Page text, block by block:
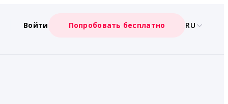
Войти Попробовать бесплатно RU